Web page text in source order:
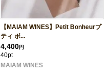
【MAIAM WINES】Petit Bonheurプ
ティ ボ...
4,400円
40pt
MAIAM WINES